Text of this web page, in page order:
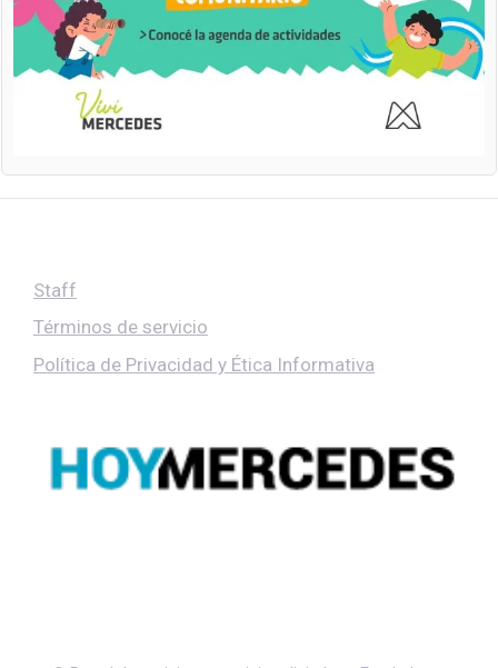
Staff
Términos de servicio
Política de Privacidad y Ética Informativa